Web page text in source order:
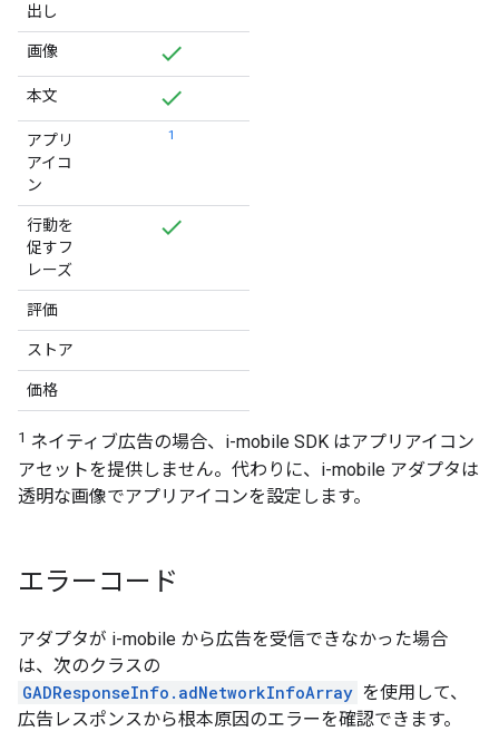
出し
画像
本文
アプリ
アイコ
ン
1
行動を
促すフ
レーズ
評価
ストア
価格
1 ネイティブ広告の場合、i-mobile SDK はアプリアイコン
アセットを提供しません。代わりに、i-mobile アダプタは
透明な画像でアプリアイコンを設定します。
エラーコード
アダプタが i-mobile から広告を受信できなかった場合
は、次のクラスの
GADResponseInfo.adNetworkInfoArray を使用して、
広告レスポンスから根本原因のエラーを確認できます。